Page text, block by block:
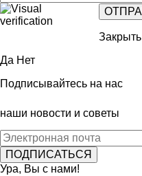
Закрыть
Да Нет
Подписывайтесь на нас
наши новости и советы
Ура, Вы с нами!